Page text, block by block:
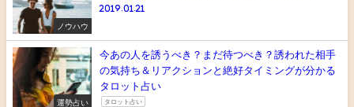
ノウハウ
2019.01.21
運勢占い
今あの人を誘うべき？まだ待つべき？誘われた相手
の気持ち＆リアクションと絶好タイミングが分かる
タロット占い
タロット占い